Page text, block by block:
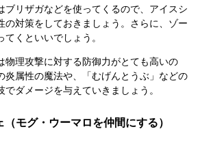
ブリザガなどを使ってくるので、アイスシ
の対策をしておきましょう。さらに、ゾー
くといいでしょう。
物理攻撃に対する防御力がとても高いの
炎属性の魔法や、「むげんとうぶ」などの
でダメージを与えていきましょう。
モグ・ウーマロを仲間にする）